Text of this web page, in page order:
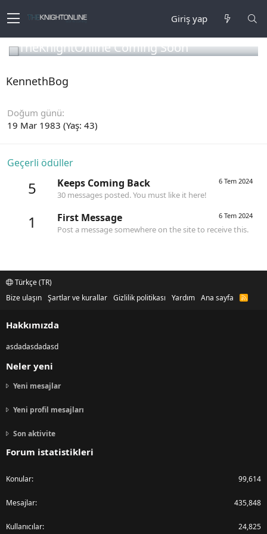
Giriş yap
TheKnightOnline Coming Soon
KennethBog
Doğum günü
19 Mar 1983 (Yaş: 43)
Geçerli ödüller
5 6 Tem 2024
Keeps Coming Back
30 messages posted. You must like it here!
1 6 Tem 2024
First Message
Post a message somewhere on the site to receive this.
Türkçe (TR)
Bize ulaşın Şartlar ve kurallar Gizlilik politikası Yardım Ana sayfa
R
Hakkımızda
asdadasdadasd
Neler yeni
Yeni mesajlar
Yeni profil mesajları
Son aktivite
Forum istatistikleri
Konular 99,614
Mesajlar 435,848
Kullanıcılar 24,825